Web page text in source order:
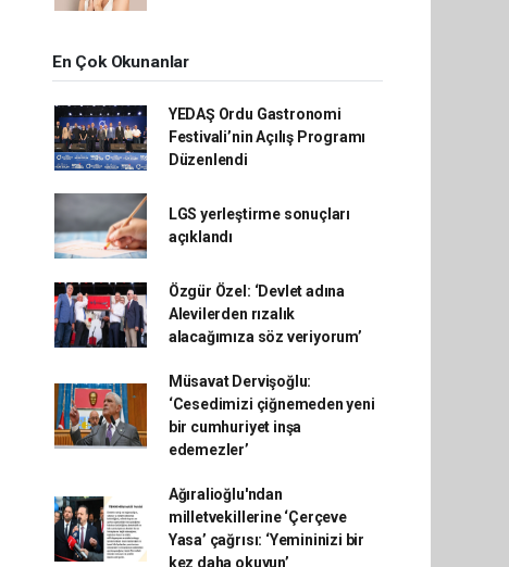
En Çok Okunanlar
YEDAŞ Ordu Gastronomi
Festivali’nin Açılış Programı
Düzenlendi
LGS yerleştirme sonuçları
açıklandı
Özgür Özel: ‘Devlet adına
Alevilerden rızalık
alacağımıza söz veriyorum’
Müsavat Dervişoğlu:
‘Cesedimizi çiğnemeden yeni
bir cumhuriyet inşa
edemezler’
Ağıralioğlu'ndan
milletvekillerine ‘Çerçeve
Yasa’ çağrısı: ‘Yemininizi bir
kez daha okuyun’